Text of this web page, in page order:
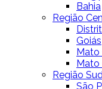
Bahia
Região
Goiás
Mato
Mato
Região
São